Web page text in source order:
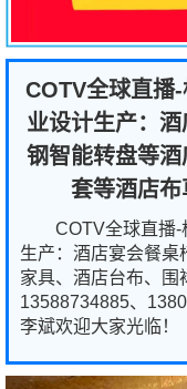
COTV全球直播
业设计生产：
钢智能转盘等
套等酒店布
COTV全球直播
生产：酒店宴会餐桌
家具、酒店台布、围
13588734885、
李斌欢迎大家光临！